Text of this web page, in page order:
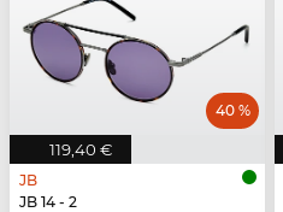
119,40 €
40 %
JB
JB 14 - 2